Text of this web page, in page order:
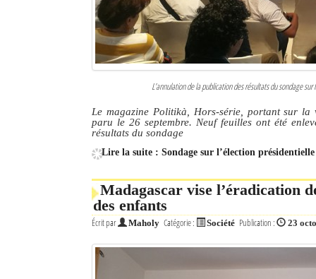
L’annulation de la publication des résultats du sondage
Le magazine Politikà, Hors-série, portant sur
paru le 26 septembre. Neuf feuilles ont été
résultats du sondage
Lire la suite : Sondage sur l’élection
Madagascar vise l’éradication
des enfants
Écrit par Maholy Catégorie : Société Publication : 23